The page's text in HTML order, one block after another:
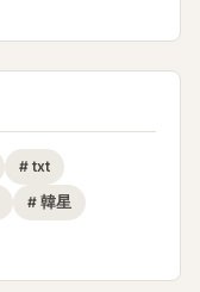
# txt
# 韓星